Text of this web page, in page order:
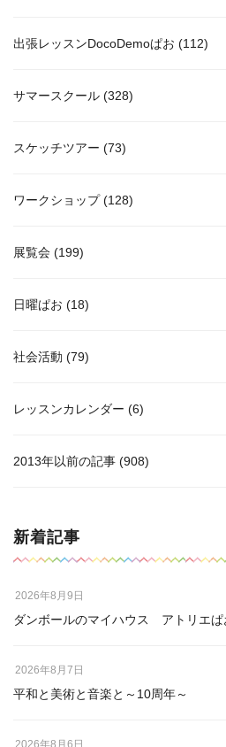
出張レッスンDocoDemoぱお (112)
サマースクール (328)
スケッチツアー (73)
ワークショップ(128)
展覧会 (199)
日曜ぱお (18)
社会活動 (79)
レッスンカレンダー (6)
2013年以前の記事 (908)
新着記事
ダンボールのマイハウス アトリエぱ
2026年8月9日
平和と美術と音楽と～10周年～
2026年8月7日